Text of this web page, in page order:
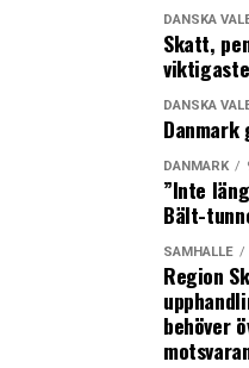
18 procent fler
Skånes
ekonomiskt av
DANSKA
Skatt,
DANSKA
DANMARK
”Inte
Bält-
SAMHÄLLE
Region
behöver